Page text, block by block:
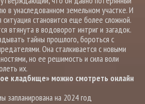
в унаследованном земельном участке. И
ситуация становится еще более сложной.
втянута в водоворот интриг и загадок.
тайны прошлого, бороться с
Она сталкивается с новыми
но ее решимость и сила воли
их.
кладбище» можно смотреть онлайн
запланирована на 2024 год